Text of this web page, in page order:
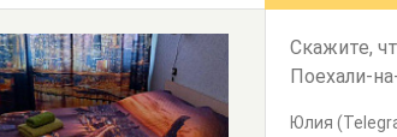
Скажите,
Поехали-
Юлия